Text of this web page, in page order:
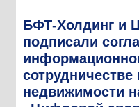
БФТ-Холдинг и
подписали
недвижимости